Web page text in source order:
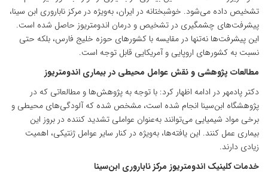
تشخیص داده می‌شود. خوشبختانه در ایران، به‌ویژه در مرکز ناباروری ابن سینا،
پیشرفت‌های چشمگیری در تشخیص و درمان اندومتریوز حاصل شده است.
این پیشرفت‌ها نه‌تنها در مقایسه با کشورهای حوزه خلیج فارس، بلکه حتی
نسبت به کشورهای اروپایی و آمریکایی قابل توجه است.
مطالعات پژوهشی و نقش عوامل محیطی در بیماری اندومتریوز
دکتر پادمهر در ادامه اظهار کرد: با توجه به پژوهش‌ها و مطالعاتی که در
پژوهشگاه ابن‌سینا انجام شده است، مشخص شده که آلودگی‌های محیطی و
برخی مواد شیمیایی می‌توانند به‌عنوان عواملی تشدید کننده در بروز این
بیماری عمل کنند. این یافته‌ها، به‌ویژه در کنار سایر عوامل ژنتیکی، اهمیت
زیادی دارند.
خدمات کلینیک اندومتریوز مرکز ناباروری ابن‌سینا